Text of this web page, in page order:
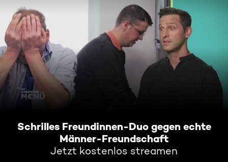
Schrilles Freundinnen-Duo gegen echte
Männer-Freundschaft
Jetzt kostenlos streamen